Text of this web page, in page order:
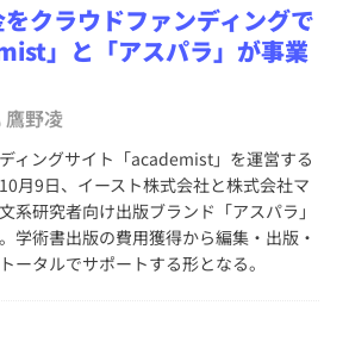
開始」「EUが生成AIコンテンツの識別表示を義
年7月26日～8月1日）
週刊出版ニュースま
務化など 日刊出版ニュースまとめ 2026.08.02
方針など 日刊出版ニュースまとめ 2026.08.01
クラウドファンディングで
」と「アスパラ」が事業
鷹野凌
ィングサイト「academist」を運営する
月9日、イースト株式会社と株式会社マ
系研究者向け出版ブランド「アスパラ」
学術書出版の費用獲得から編集・出版・
ータルでサポートする形となる。